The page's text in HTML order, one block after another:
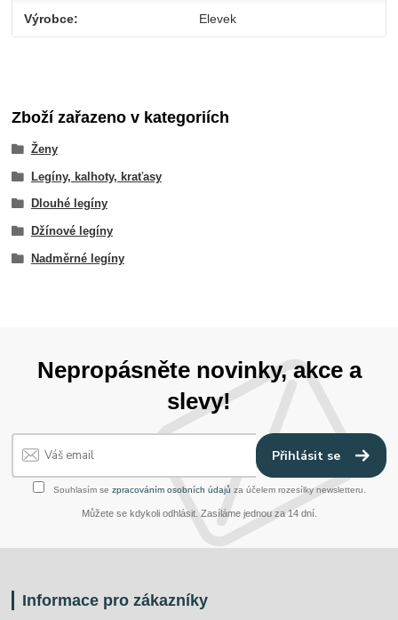
Výrobce Elevek
Zboží zařazeno v kategoriích
Ženy
Legíny, kalhoty, kraťasy
Dlouhé legíny
Džínové legíny
Nadměrné legíny
Nepropásněte novinky, akce a
slevy!
Přihlásit se
Souhlasím se zpracováním osobních údajů za účelem rozesílky newsletteru.
Můžete se kdykoli odhlásit. Zasíláme jednou za 14 dní.
Informace pro zákazníky